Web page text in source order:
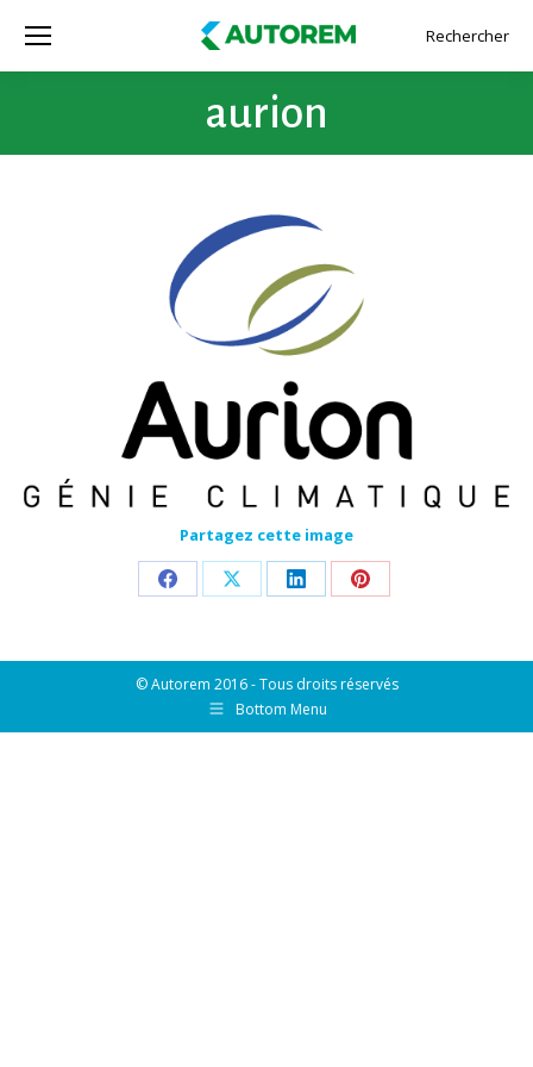
Recherche
:
Rechercher
aurion
Partagez cette image
Partager
Facebook
Partager
X
Partager
LinkedIn
Partager
Pinterest
© Autorem 2016 - Tous droits réservés
Bottom Menu